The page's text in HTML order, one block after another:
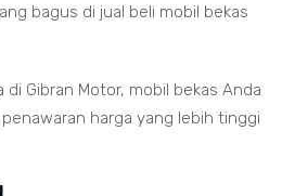
bagus di jual beli mobil bekas
di Gibran Motor, mobil bekas Anda
harga yang lebih tinggi